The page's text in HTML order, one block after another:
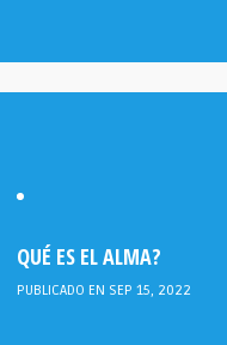
QUÉ ES EL ALMA?
PUBLICADO EN SEP 15, 2022